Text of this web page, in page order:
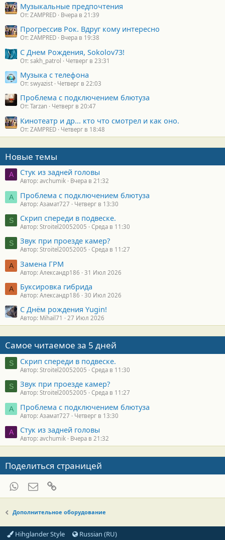
Музыкальные предпочтения
От: ZAMPRED Вчера в 21:39
Прогрессив Рок. Вдруг кому интересно
От: ZAMPRED Вчера в 19:38
С Днем Рождения, Sokolov73!
От: sakh_patrol Четверг в 23:31
Музыка с телефона
От: swyazist Четверг в 22:03
Проблема с подключением блютуза
От: Tarzan Четверг в 20:47
Кинотеатр и др... кто что смотрел и как оно.
От: ZAMPRED Четверг в 18:48
Новые темы
A Стук из задней головы
Автор: avchumik Вчера в 21:32
А Проблема с подключением блютуза
Автор: Азамат727 Четверг в 13:30
S Скрип спереди в подвеске.
Автор: Stroitel20052005 Среда в 11:30
S Звук при проезде камер?
Автор: Stroitel20052005 Среда в 11:27
А Замена ГРМ
Автор: Александр186 31 Июл 2026
А Буксировка гибрида
Автор: Александр186 30 Июл 2026
С Днём рождения Yugin!
Автор: Mihail71 27 Июл 2026
Самое читаемое за 5 дней
S Скрип спереди в подвеске.
Автор: Stroitel20052005 Среда в 11:30
S Звук при проезде камер?
Автор: Stroitel20052005 Среда в 11:27
А Проблема с подключением блютуза
Автор: Азамат727 Четверг в 13:30
A Стук из задней головы
Автор: avchumik Вчера в 21:32
Поделиться страницей
WhatsAppЭлектронная почта
Дополнительное оборудование
Hihglander Style Russian (RU)